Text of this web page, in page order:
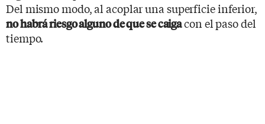
Del mismo modo, al acoplar una superficie inferior,
no habrá riesgo alguno de que se caigacon el paso del
tiempo.